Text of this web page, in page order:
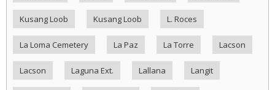
Kusang Loob Kusang Loob L. Roces
La Loma Cemetery La Paz La Torre Lacson
Lacson Laguna Ext. Lallana Langit